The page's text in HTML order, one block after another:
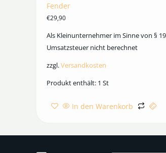
Fender
€29,90
Als Kleinunternehmer im Sinne von §
Umsatzsteuer nicht berechnet
zzgl.Versandkosten
Produkt enthält: 1 St
In den Warenkorb